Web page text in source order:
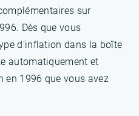
sur
Dès que vous
d'inflation dans la boîte
automatiquement et
1996 que vous avez